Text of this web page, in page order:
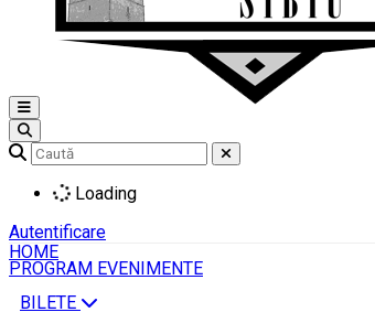
Open main menu
Loading
Autentificare
HOME
PROGRAM EVENIMENTE
BILETE